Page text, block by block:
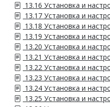
13.16 Установка и
13.17 Установка и
13.18 Установка и
13.19 Установка и
13.20 Установка и
13.21 Установка и
13.22 Установка и
13.23 Установка и
13.24 Установка и
13.25 Установка и